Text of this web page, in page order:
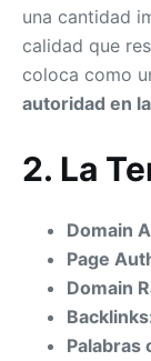
una cantidad
calidad que
coloca como
autoridad en
2. La
Domain
Page
Domain
Palabras